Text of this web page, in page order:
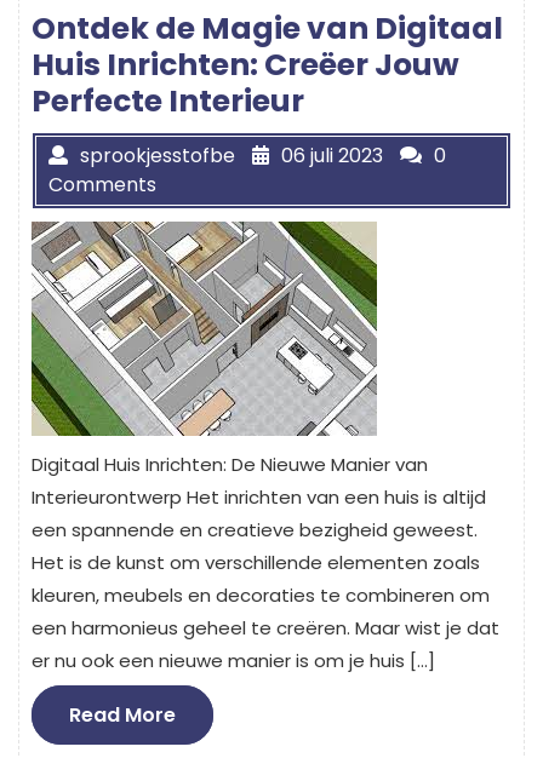
Ontdek de Magie van Digitaal
Huis Inrichten: Creëer Jouw
Perfecte Interieur
sprookjesstofbe 06 juli 2023
0
Comments
Digitaal Huis Inrichten: De Nieuwe Manier van
Interieurontwerp Het inrichten van een huis is altijd
een spannende en creatieve bezigheid geweest.
Het is de kunst om verschillende elementen zoals
kleuren, meubels en decoraties te combineren om
een harmonieus geheel te creëren. Maar wist je dat
er nu ook een nieuwe manier is om je huis […]
Read MoreRead
More